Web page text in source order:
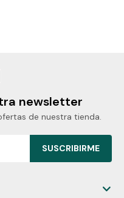
newsletter
de nuestra tienda.
SUSCRIBIRME